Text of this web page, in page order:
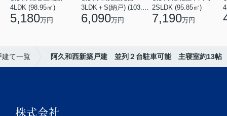
4LDK (98.95㎡)
5,180万円 6,090万円
2SLDK (95.85㎡)
7,190万円
建て一覧 阿久和西新築戸建 並列２台駐車可能 主寝室約13帖
株式会社